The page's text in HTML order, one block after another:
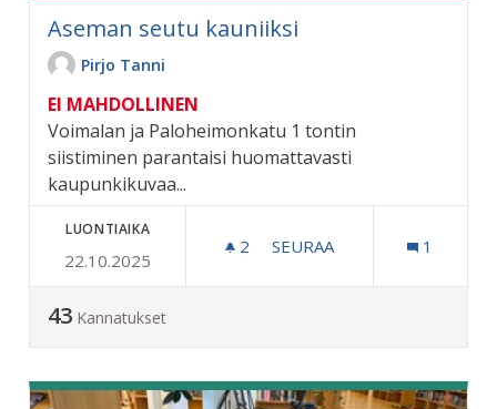
Aseman seutu kauniiksi
Pirjo Tanni
EI MAHDOLLINEN
Voimalan ja Paloheimonkatu 1 tontin
siistiminen parantaisi huomattavasti
kaupunkikuvaa...
LUONTIAIKA
22.10.2025
2 2 SEURAAJAA
SEURAA 1
43 Kannatukset